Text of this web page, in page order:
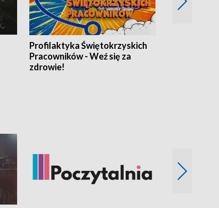
Profilaktyka Świętokrzyskich
Pracowników - Weź się za
zdrowie!